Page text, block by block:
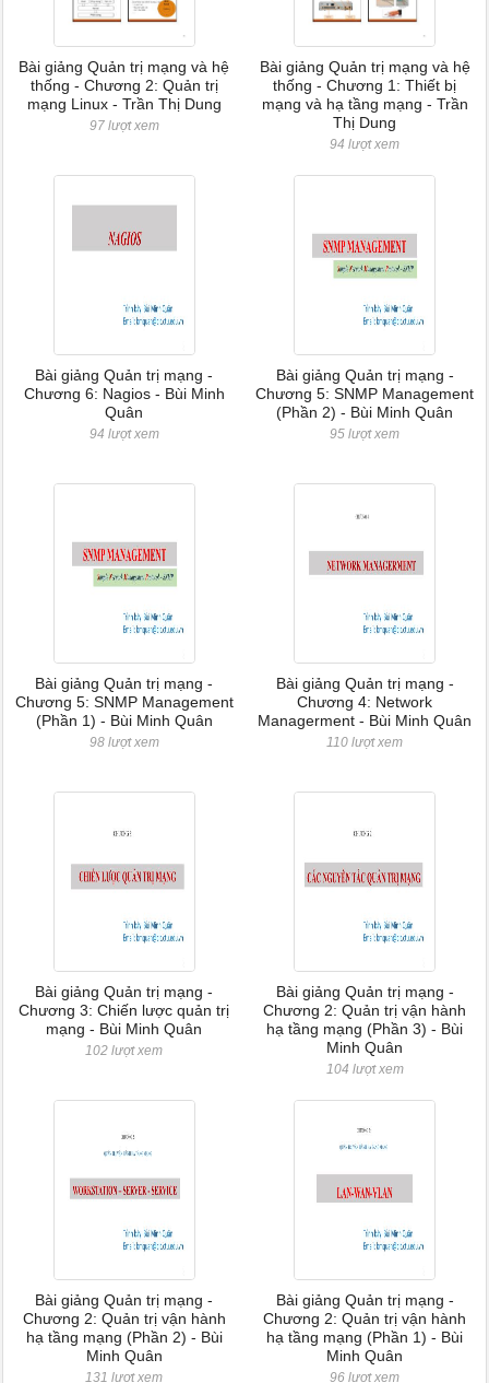
Bài giảng Quản trị mạng và hệ
thống - Chương 2: Quản trị
mạng Linux - Trần Thị Dung
97 lượt xem
Bài giảng Quản trị mạng và hệ
thống - Chương 1: Thiết bị
mạng và hạ tầng mạng - Trần
Thị Dung
94 lượt xem
Bài giảng Quản trị mạng -
Chương 6: Nagios - Bùi Minh
Quân
94 lượt xem
Bài giảng Quản trị mạng -
Chương 5: SNMP Management
(Phần 2) - Bùi Minh Quân
95 lượt xem
Bài giảng Quản trị mạng -
Chương 5: SNMP Management
(Phần 1) - Bùi Minh Quân
98 lượt xem
Bài giảng Quản trị mạng -
Chương 4: Network
Managerment - Bùi Minh Quân
110 lượt xem
Bài giảng Quản trị mạng -
Chương 3: Chiến lược quản trị
mạng - Bùi Minh Quân
102 lượt xem
Bài giảng Quản trị mạng -
Chương 2: Quản trị vận hành
hạ tầng mạng (Phần 3) - Bùi
Minh Quân
104 lượt xem
Bài giảng Quản trị mạng -
Chương 2: Quản trị vận hành
hạ tầng mạng (Phần 2) - Bùi
Minh Quân
131 lượt xem
Bài giảng Quản trị mạng -
Chương 2: Quản trị vận hành
hạ tầng mạng (Phần 1) - Bùi
Minh Quân
96 lượt xem